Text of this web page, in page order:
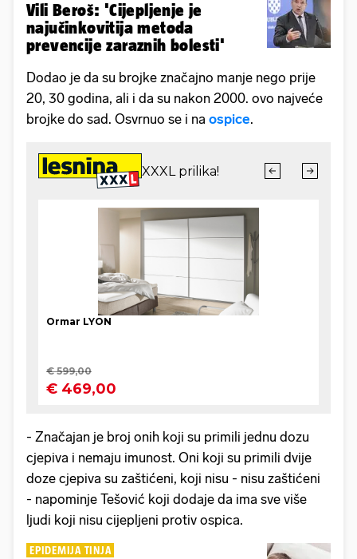
Vili Beroš: 'Cijepljenje je
najučinkovitija metoda
prevencije zaraznih bolesti'
Dodao je da su brojke značajno manje nego prije
20, 30 godina, ali i da su nakon 2000. ovo najveće
brojke do sad. Osvrnuo se i na ospice.
- Značajan je broj onih koji su primili jednu dozu
cjepiva i nemaju imunost. Oni koji su primili dvije
doze cjepiva su zaštićeni, koji nisu - nisu zaštićeni
- napominje Tešović koji dodaje da ima sve više
ljudi koji nisu cijepljeni protiv ospica.
EPIDEMIJA TINJA